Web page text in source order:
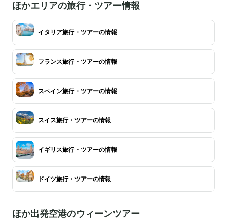
ほかエリアの旅行・ツアー情報
イタリア旅行・ツアーの情報
フランス旅行・ツアーの情報
スペイン旅行・ツアーの情報
スイス旅行・ツアーの情報
イギリス旅行・ツアーの情報
ドイツ旅行・ツアーの情報
ほか出発空港のウィーンツアー